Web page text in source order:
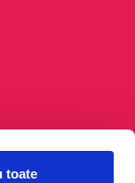
toate